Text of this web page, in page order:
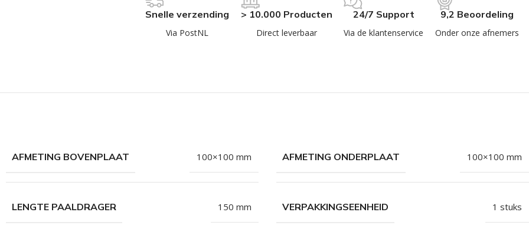
Snelle verzending
Via PostNL
> 10.000 Producten
Direct leverbaar
24/7 Support
Via de klantenservice
9,2 Beoordeling
Onder onze afnemers
AFMETING BOVENPLAAT 100×100 mm AFMETING ONDERPLAAT 100×100 mm
LENGTE PAALDRAGER 150 mm VERPAKKINGSEENHEID 1 stuks